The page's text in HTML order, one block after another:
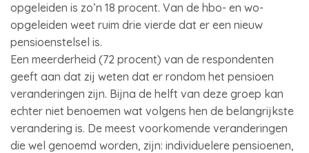
opgeleiden is zo’n 18 procent. Van de hbo- en wo-
opgeleiden weet ruim drie vierde dat er een nieuw
pensioenstelsel is.
Een meerderheid (72 procent) van de respondenten
geeft aan dat zij weten dat er rondom het pensioen
veranderingen zijn. Bijna de helft van deze groep kan
echter niet benoemen wat volgens hen de belangrijkste
verandering is. De meest voorkomende veranderingen
die wel genoemd worden, zijn: individuelere pensioenen,